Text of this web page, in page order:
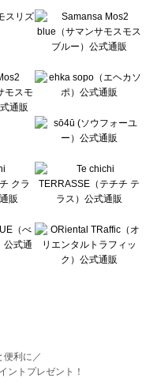
便利に／
ントプレゼント！